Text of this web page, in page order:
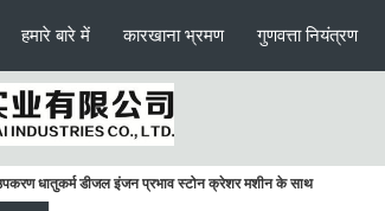
हमारे बारे में कारखाना भ्रमण गुणवत्ता नियंत्रण
धातुकर्म डीजल इंजन प्रभाव स्टोन क्रेशर मशीन के साथ